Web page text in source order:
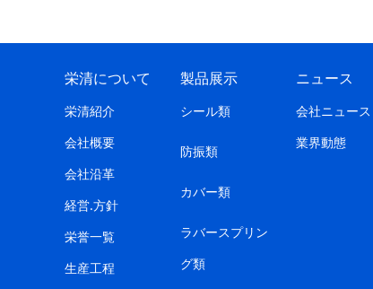
栄清について
栄清紹介
会社概要
会社沿革
経営.方針
栄誉一覧
生産工程
製品展示
シール類
防振類
カバー類
ラバースプリン
グ類
ニュース
会社ニュース
業界動態